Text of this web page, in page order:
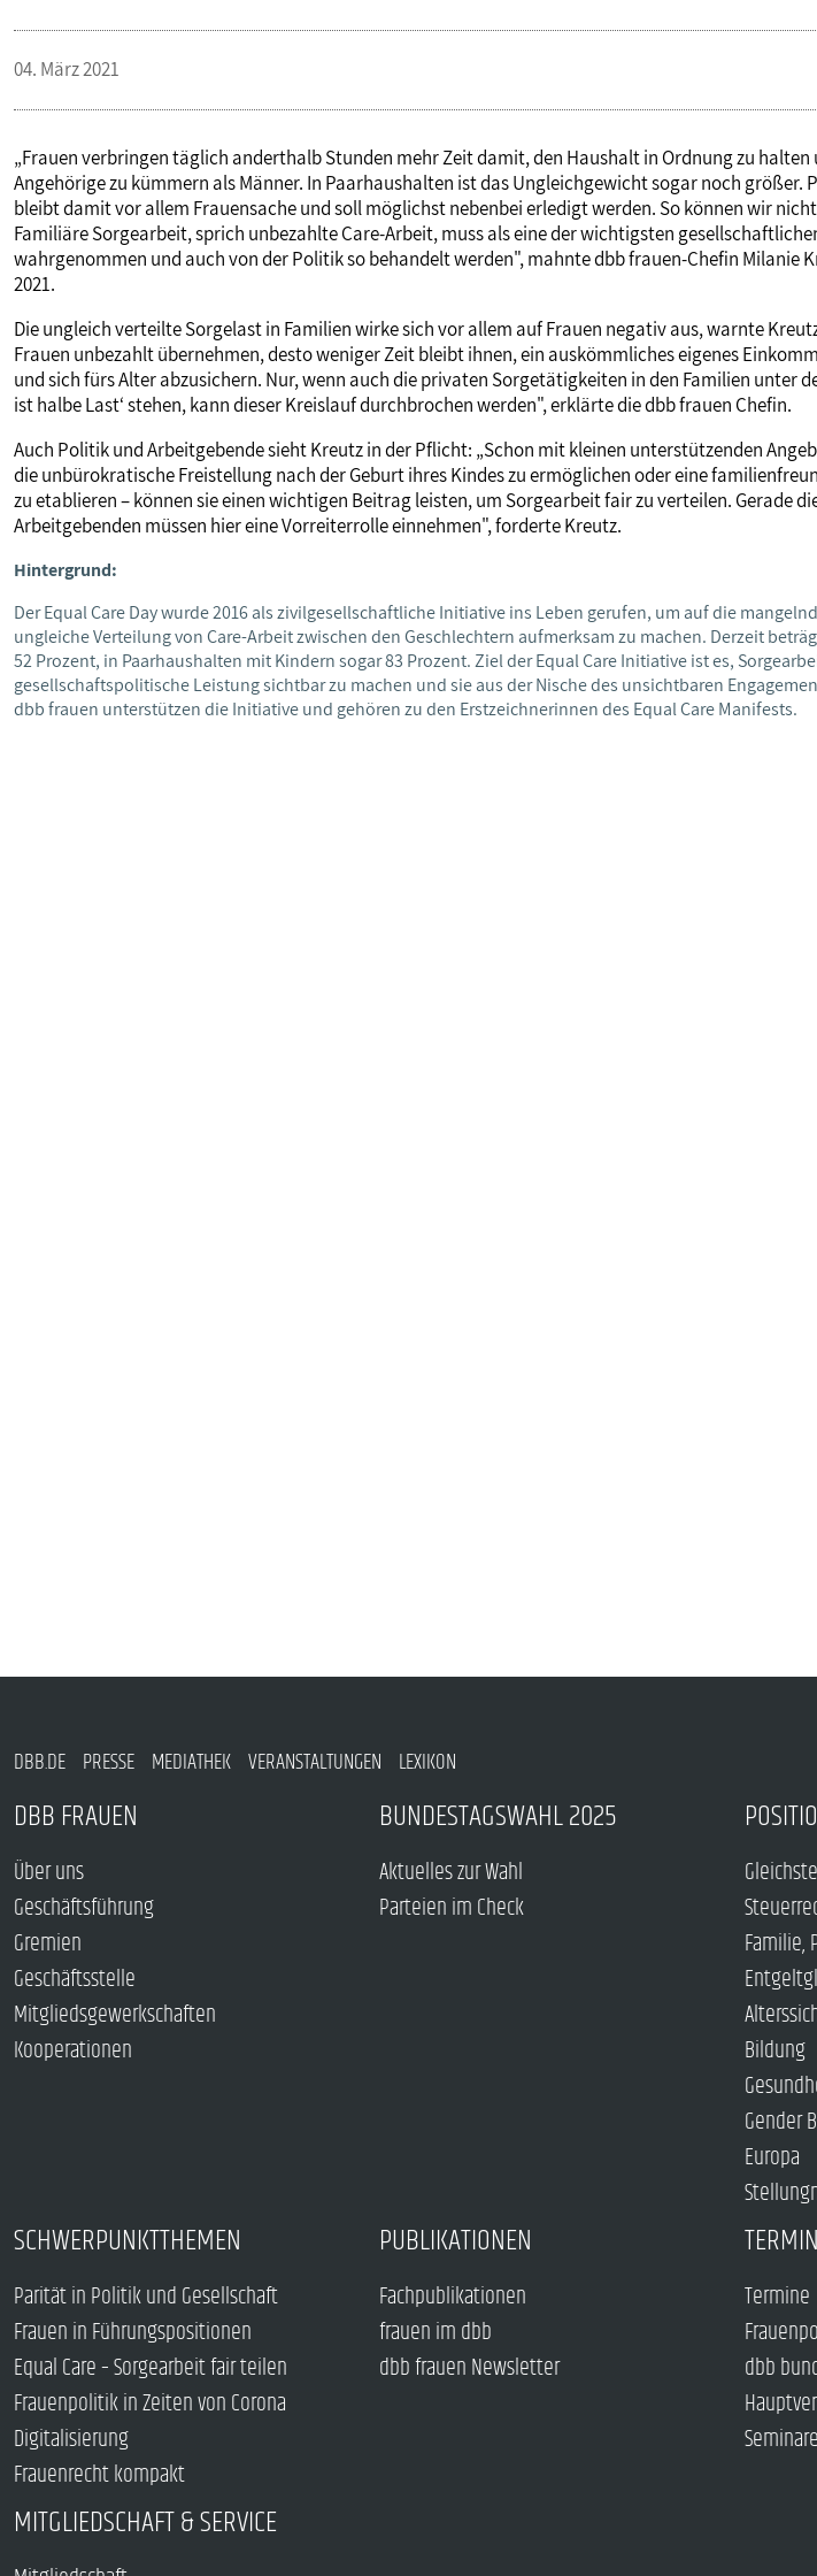
Kooperationen
Alterssicherung
Bildung
Gesundheit
Gender Budgeting
Europa
Stellungnahmen
Digitalisierung
Frauenrecht kompakt
PUBLIKATIONEN
TERMINE & VERANSTALTUNGEN
Seminare
MITGLIEDSCHAFT & SERVICE
Akademie
Verlag
04. März 2021
„Frauen verbringen täglich anderthalb Stunden mehr Zeit damit, den Haushalt in Ordnung zu halten
Angehörige zu kümmern als Männer. In Paarhaushalten ist das Ungleichgewicht sogar noch größer.
bleibt damit vor allem Frauensache und soll möglichst nebenbei erledigt werden. So können wir
Familiäre Sorgearbeit, sprich unbezahlte Care-Arbeit, muss als eine der wichtigsten
wahrgenommen und auch von der Politik so behandelt werden", mahnte dbb frauen-Chefin Milanie
2021.
Die ungleich verteilte Sorgelast in Familien wirke sich vor allem auf Frauen negativ aus, warnte
Frauen unbezahlt übernehmen, desto weniger Zeit bleibt ihnen, ein auskömmliches eigenes
und sich fürs Alter abzusichern. Nur, wenn auch die privaten Sorgetätigkeiten in den Familien unter
ist halbe Last‘ stehen, kann dieser Kreislauf durchbrochen werden", erklärte die dbb frauen Chefin.
Auch Politik und Arbeitgebende sieht Kreutz in der Pflicht: „Schon mit kleinen unterstützenden
die unbürokratische Freistellung nach der Geburt ihres Kindes zu ermöglichen oder eine
zu etablieren – können sie einen wichtigen Beitrag leisten, um Sorgearbeit fair zu verteilen. Gerade
Arbeitgebenden müssen hier eine Vorreiterrolle einnehmen", forderte Kreutz.
Hintergrund:
Der Equal Care Day wurde 2016 als zivilgesellschaftliche Initiative ins Leben gerufen, um auf die
ungleiche Verteilung von Care-Arbeit zwischen den Geschlechtern aufmerksam zu machen. Derzeit
52 Prozent, in Paarhaushalten mit Kindern sogar 83 Prozent. Ziel der Equal Care Initiative ist es,
gesellschaftspolitische Leistung sichtbar zu machen und sie aus der Nische des unsichtbaren
dbb frauen unterstützen die Initiative und gehören zu den Erstzeichnerinnen des Equal Care Manifests.
DBB.DE PRESSE MEDIATHEK VERANSTALTUNGEN LEXIKON
DBB FRAUEN
Über uns
Geschäftsführung
Gremien
Geschäftsstelle
Mitgliedsgewerkschaften
Kooperationen
BUNDESTAGSWAHL 2025
Aktuelles zur Wahl
Parteien im Check
Familie,
Bildung
Gender
Europa
SCHWERPUNKTTHEMEN
Parität in Politik und Gesellschaft
Frauen in Führungspositionen
Equal Care – Sorgearbeit fair teilen
Frauenpolitik in Zeiten von Corona
Digitalisierung
Frauenrecht kompakt
PUBLIKATIONEN
Fachpublikationen
frauen im dbb
dbb frauen Newsletter
Termine
dbb
Seminare
MITGLIEDSCHAFT & SERVICE